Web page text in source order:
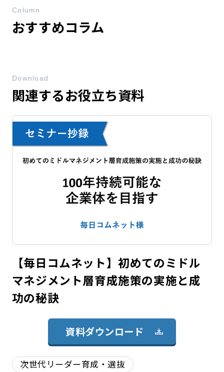
おすすめコラム
Column
関連するお役立ち資料
Download
【毎日コムネット】初めてのミドル
マネジメント層育成施策の実施と成
功の秘訣
資料ダウンロード
次世代リーダー育成・選抜